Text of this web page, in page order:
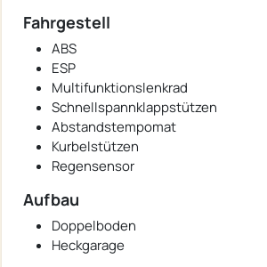
Fahrgestell
ABS
ESP
Multifunktionslenkrad
Schnellspannklappstützen
Abstandstempomat
Kurbelstützen
Regensensor
Aufbau
Doppelboden
Heckgarage